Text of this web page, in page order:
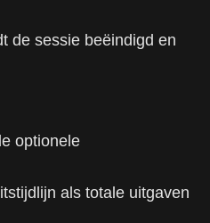
de sessie beëindigd en
optionele
als totale uitgaven